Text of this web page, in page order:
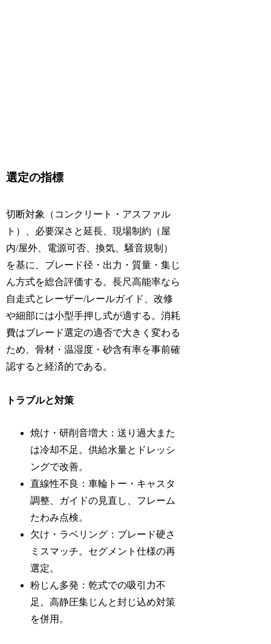
選定の指標
切断対象（コンクリート・アスファル
ト）、必要深さと延長、現場制約（屋
内/屋外、電源可否、換気、騒音規制）
を基に、ブレード径・出力・質量・集じ
ん方式を総合評価する。長尺高能率なら
自走式とレーザー/レールガイド、改修
や細部には小型手押し式が適する。消耗
費はブレード選定の適否で大きく変わる
ため、骨材・温湿度・砂含有率を事前確
認すると経済的である。
トラブルと対策
焼け・研削音増大：送り過大また
は冷却不足。供給水量とドレッシ
ングで改善。
直線性不良：車輪トー・キャスタ
調整、ガイドの見直し、フレーム
たわみ点検。
欠け・ラベリング：ブレード硬さ
ミスマッチ。セグメント仕様の再
選定。
粉じん多発：乾式での吸引力不
足。高静圧集じんと封じ込め対策
を併用。